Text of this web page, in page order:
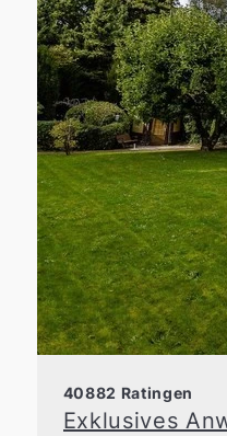
40882 Ratingen